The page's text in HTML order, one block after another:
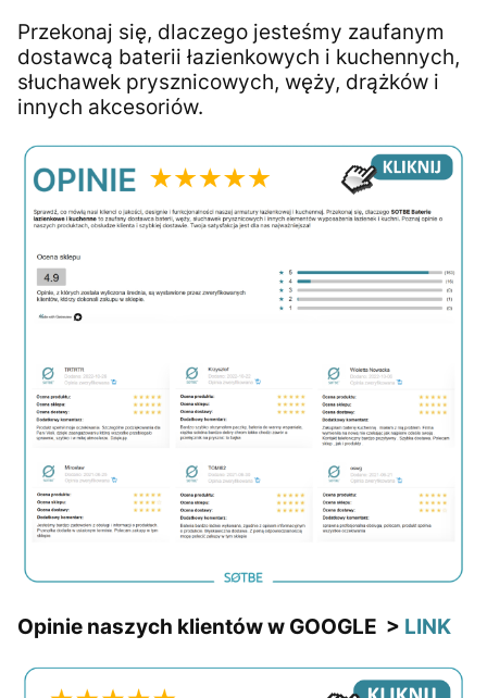
Przekonaj się, dlaczego jesteśmy zaufanym
dostawcą baterii łazienkowych i kuchennych,
słuchawek prysznicowych, węży, drążków i
innych akcesoriów.
Opinie naszych klientów w GOOGLE > LINK